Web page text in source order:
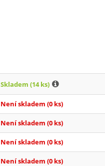
Skladem (14 ks)
Není skladem (0 ks)
Není skladem (0 ks)
Není skladem (0 ks)
Není skladem (0 ks)